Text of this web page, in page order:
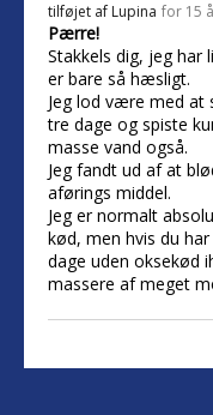
tilføjet af Lupina for 15
Pærre!
Stakkels dig, jeg
er bare så hæsligt.
Jeg lod være med at
tre dage og spiste
masse vand også.
Jeg fandt ud af at
aførings middel.
Jeg er normalt
kød, men hvis du
dage uden oksekød
massere af meget